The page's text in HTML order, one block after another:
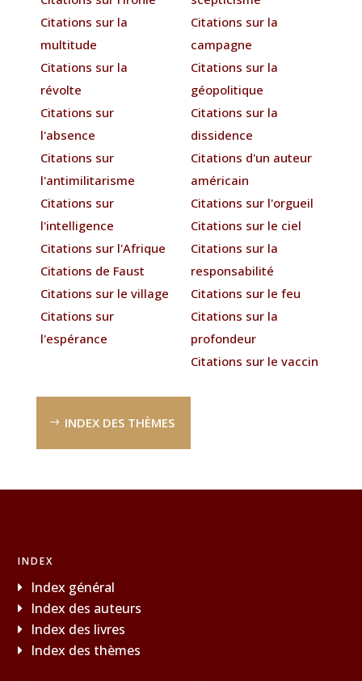
Citations sur la
multitude
Citations sur la
révolte
Citations sur
l'absence
Citations sur
l'antimilitarisme
Citations sur
l'intelligence
Citations sur l'Afrique
Citations de Faust
Citations sur le village
Citations sur
l'espérance
Citations sur la
campagne
Citations sur la
géopolitique
Citations sur la
dissidence
Citations d'un auteur
américain
Citations sur l'orgueil
Citations sur le ciel
Citations sur la
responsabilité
Citations sur le feu
Citations sur la
profondeur
Citations sur le vaccin
INDEX DES THÈMES
INDEX
Index général
Index des auteurs
Index des livres
Index des thèmes